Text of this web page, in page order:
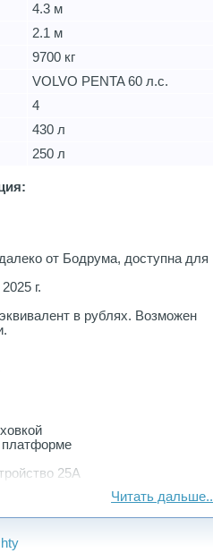
4.3 м
2.1 м
9700 кг
VOLVO PENTA 60 л.с.
4
430 л
250 л
от Бодрума, доступна для
г.
в рублях. Возможен
платформе
25A
в каютах и салоне
Читать